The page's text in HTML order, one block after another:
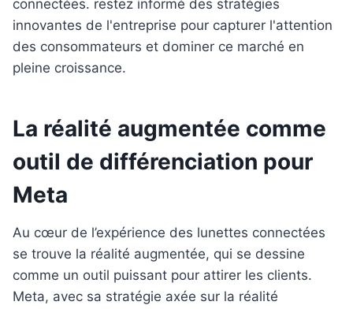
La réalité augmentée comme
outil de différenciation pour
Meta
Au cœur de l’expérience des lunettes connectées
se trouve la réalité augmentée, qui se dessine
comme un outil puissant pour attirer les clients.
Meta, avec sa stratégie axée sur la réalité